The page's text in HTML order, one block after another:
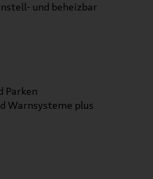
und beheizbar
Parken
Warnsysteme plus